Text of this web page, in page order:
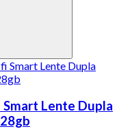
Lente Dupla